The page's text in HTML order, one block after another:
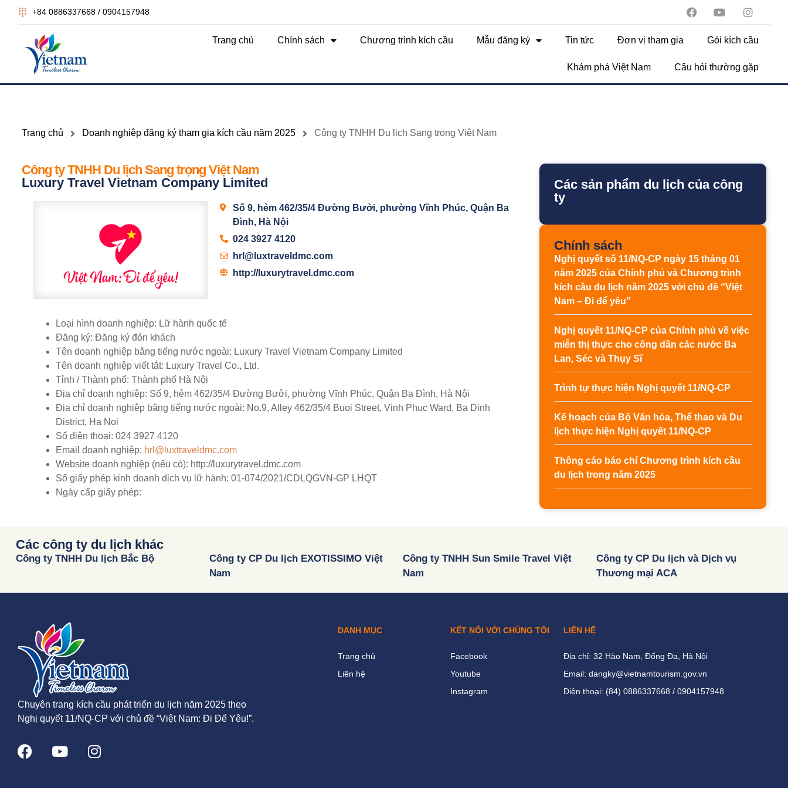
+84 0886337668 / 0904157948
Trang chủ Chính sách Chương trình kích cầu Mẫu đăng ký Tin tức Đơn vị tham gia Gói kích cầu
Khám phá Việt Nam Câu hỏi thường gặp
Trang chủ Doanh nghiệp đăng ký tham gia kích cầu năm 2025 Công ty TNHH Du lịch Sang trọng Việt Nam
Công ty TNHH Du lịch Sang trọng Việt Nam
Luxury Travel Vietnam Company Limited
Số 9, hẻm 462/35/4 Đường Bưởi, phường Vĩnh Phúc, Quận Ba
Đình, Hà Nội
024 3927 4120
hrl@luxtraveldmc.com
http://luxurytravel.dmc.com
Loại hình doanh nghiệp: Lữ hành quốc tế
Đăng ký: Đăng ký đón khách
Tên doanh nghiệp bằng tiếng nước ngoài: Luxury Travel Vietnam Company Limited
Tên doanh nghiệp viết tắt: Luxury Travel Co., Ltd.
Tỉnh / Thành phố: Thành phố Hà Nội
Địa chỉ doanh nghiệp: Số 9, hẻm 462/35/4 Đường Bưởi, phường Vĩnh Phúc, Quận Ba Đình, Hà Nội
Địa chỉ doanh nghiệp bằng tiếng nước ngoài: No.9, Alley 462/35/4 Buoi Street, Vinh Phuc Ward, Ba Dinh
District, Ha Noi
Số điện thoại: 024 3927 4120
Email doanh nghiệp: hrl@luxtraveldmc.com
Website doanh nghiệp (nếu có): http://luxurytravel.dmc.com
Số giấy phép kinh doanh dịch vụ lữ hành: 01-074/2021/CDLQGVN-GP LHQT
Ngày cấp giấy phép:
Các sản phẩm du lịch của công
ty
Chính sách
Nghị quyết số 11/NQ-CP ngày 15 tháng 01
năm 2025 của Chính phủ và Chương trình
kích cầu du lịch năm 2025 với chủ đề “Việt
Nam – Đi để yêu”
Nghị quyết 11/NQ-CP của Chính phủ về việc
miễn thị thực cho công dân các nước Ba
Lan, Séc và Thụy Sĩ
Trình tự thực hiện Nghị quyết 11/NQ-CP
Kế hoạch của Bộ Văn hóa, Thể thao và Du
lịch thực hiện Nghị quyết 11/NQ-CP
Thông cáo báo chí Chương trình kích cầu
du lịch trong năm 2025
Các công ty du lịch khác
Công ty TNHH Du lịch Bắc Bộ
Công ty CP Du lịch EXOTISSIMO Việt
Nam
Công ty TNHH Sun Smile Travel Việt
Nam
Công ty CP Du lịch và Dịch vụ
Thương mại ACA
Chuyên trang kích cầu phát triển du lịch năm 2025 theo
Nghị quyết 11/NQ-CP với chủ đề “Việt Nam: Đi Để Yêu!”.
DANH MỤC
Trang chủ
Liên hệ
KẾT NỐI VỚI CHÚNG TÔI
Facebook
Youtube
Instagram
LIÊN HỆ
Địa chỉ: 32 Hào Nam, Đống Đa, Hà Nội
Email: dangky@vietnamtourism.gov.vn
Điện thoại: (84) 0886337668 / 0904157948